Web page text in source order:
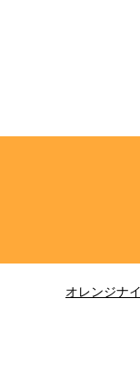
オレンジナ